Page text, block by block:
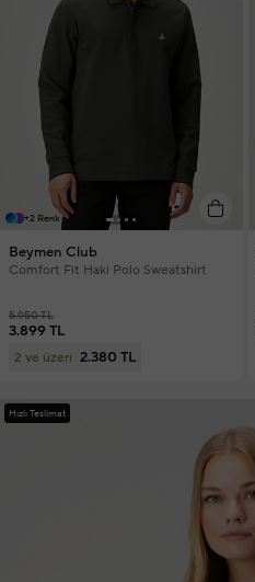
+2 Renk
Beymen Club
Comfort Fit Haki Polo Sweatshirt
5.950 TL
3.899 TL
2 ve üzeri 2.380 TL
Hızlı Teslimat